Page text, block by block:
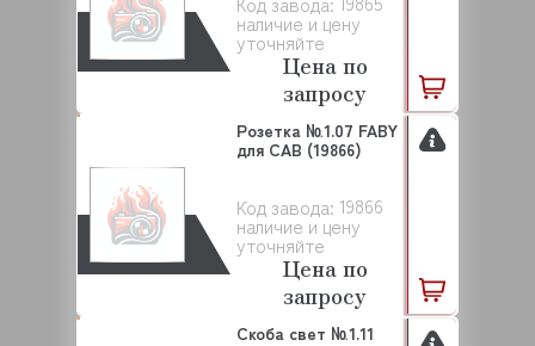
наличие и цену
уточняйте
Цена по
запросу
Код завода: 19866
наличие и цену
уточняйте
Розетка №1.07 FABY
для САВ (19866)
Цена по
запросу
Скоба свет №1.11